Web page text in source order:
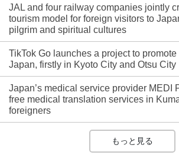
JAL and four railway companies jointly
tourism model for foreign visitors to
pilgrim and spiritual cultures
TikTok Go launches a project to
Japan, firstly in Kyoto City and Otsu City
Japan’s medical service provider MEDI
free medical translation services in
foreigners
もっと見る